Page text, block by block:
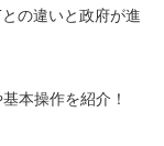
の違いと政府が進
本操作を紹介！